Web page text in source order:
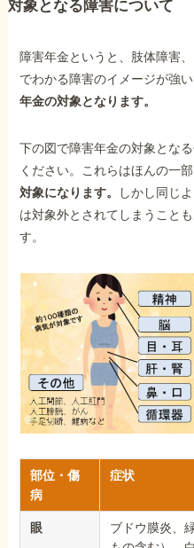
対象となる障害について
障害年金というと、肢体障害
でわかる障害のイメージが強
年金の対象となります。
下の図で障害年金の対象とな
ください。これらはほんの一
対象になります。
しかし同じ
は対象外とされてしまうこと
す。
部位・傷
病
症状
眼
ブドウ膜炎、